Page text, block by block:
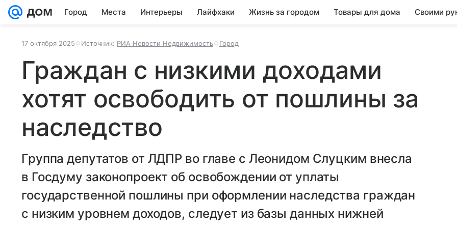
Город Места Интерьеры Лайфхаки Жизнь за городом Товары для дома Своими
17 октября 2025 Источник: РИА Новости Недвижимость Город
Граждан с низкими доходами
хотят освободить от пошлины за
наследство
Группа депутатов от ЛДПР во главе с Леонидом Слуцким внесла
в Госдуму законопроект об освобождении от уплаты
государственной пошлины при оформлении наследства граждан
с низким уровнем доходов, следует из базы данных нижней